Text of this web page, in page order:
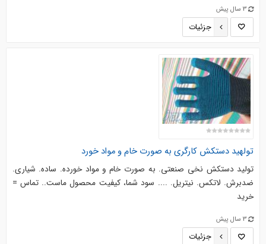
3 سال پیش
جزئیات
تولهید دستکش کارگری به صورت خام و مواد خورد
تولید دستکش نخی صنعتی. به صورت خام و مواد خورده. ساده. شیاری.
ضدبرش. لاتکس. نیتریل. .... سود شما، کیفیت محصول ماست.. تماس =
خرید
3 سال پیش
جزئیات